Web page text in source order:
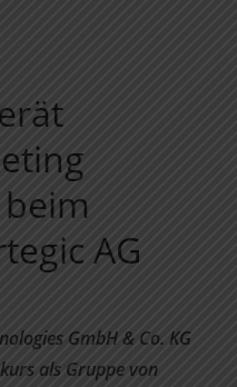
AG
GmbH & Co. KG
als Gruppe von